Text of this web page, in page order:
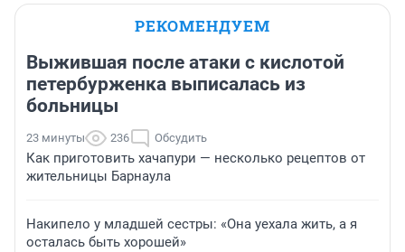
РЕКОМЕНДУЕМ
Выжившая после атаки с кислотой
петербурженка выписалась из
больницы
23 минуты 236 Обсудить
Как приготовить хачапури — несколько рецептов от
жительницы Барнаула
Накипело у младшей сестры: «Она уехала жить, а я
осталась быть хорошей»